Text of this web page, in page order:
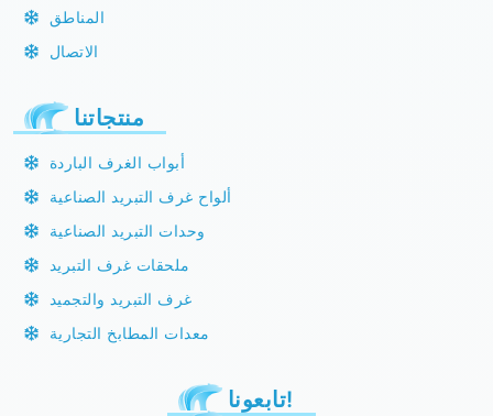
المناطق
الاتصال
منتجاتنا
أبواب الغرف الباردة
ألواح غرف التبريد الصناعية
وحدات التبريد الصناعية
ملحقات غرف التبريد
غرف التبريد والتجميد
معدات المطابخ التجارية
تابعونا!